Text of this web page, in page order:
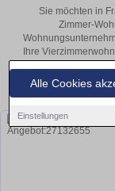
Alle Cookies
Einstellungen
Sie möchten in
Zimmer-
Ihre